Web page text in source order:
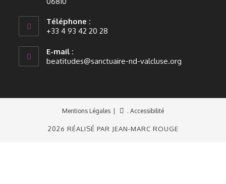
Téléphone :
+33 4 93 42 20 28
E-mail :
beatitudes@sanctuaire-nd-valcluse.org
Mentions Légales . Accessibilité
2026 RÉALISÉ PAR JEAN-MARC ROUGE